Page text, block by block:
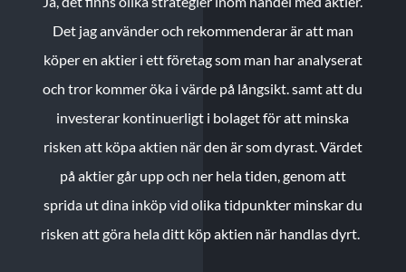
Det jag använder och rekommenderar är att man
köper en aktier i ett företag som man har analyserat
och tror kommer öka i värde på långsikt. samt att du
investerar kontinuerligt i bolaget för att minska
risken att köpa aktien när den är som dyrast. Värdet
på aktier går upp och ner hela tiden, genom att
sprida ut dina inköp vid olika tidpunkter minskar du
risken att göra hela ditt köp aktien när handlas dyrt.